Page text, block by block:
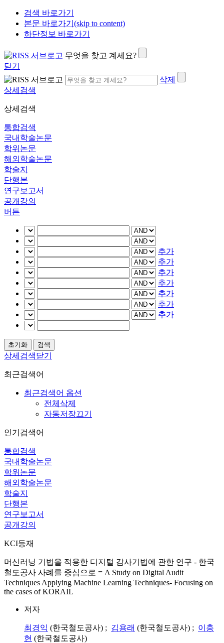
검색 바로가기
본문 바로가기(skip to content)
하단정보 바로가기
무엇을 찾고 계세요?
닫기
삭제
상세검색
상세검색
통합검색
국내학술논문
학위논문
해외학술논문
학술지
단행본
연구보고서
공개강의
버튼
추가
추가
추가
추가
추가
추가
추가
상세검색닫기
최근검색어
최근검색어 옵션
전체삭제
자동저장끄기
인기검색어
통합검색
국내학술논문
학위논문
해외학술논문
학술지
단행본
연구보고서
공개강의
KCI등재
머신러닝 기법을 적용한 디지털 감사기법에 관한 연구 - 한국
철도공사 사례를 중심으로 = A Study on Digital Audit
Techniques Applying Machine Learning Techniques- Focusing on
the cases of KORAIL
저자
최경익 (한국철도공사) ; 김용래 (한국철도공사) ; 이충
현 (한국철도공사)